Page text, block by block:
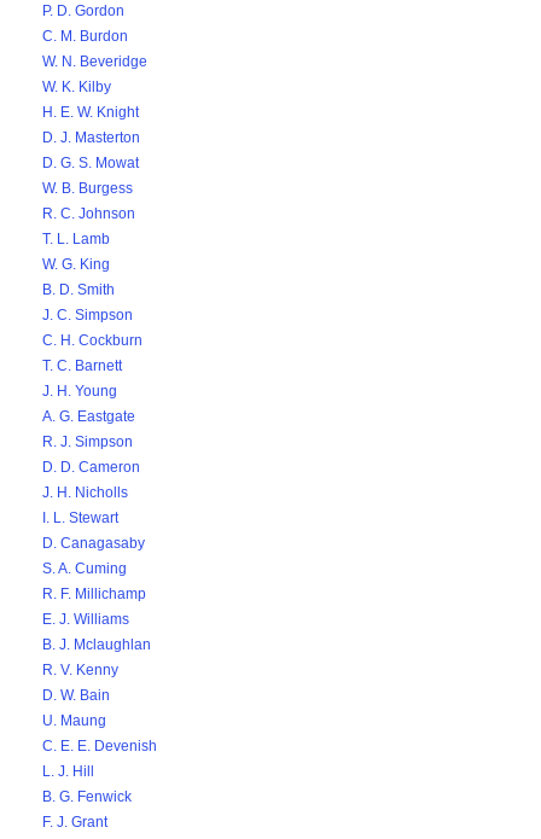
P. D. Gordon
C. M. Burdon
W. N. Beveridge
W. K. Kilby
H. E. W. Knight
D. J. Masterton
D. G. S. Mowat
W. B. Burgess
R. C. Johnson
T. L. Lamb
W. G. King
B. D. Smith
J. C. Simpson
C. H. Cockburn
T. C. Barnett
J. H. Young
A. G. Eastgate
R. J. Simpson
D. D. Cameron
J. H. Nicholls
I. L. Stewart
D. Canagasaby
S. A. Cuming
R. F. Millichamp
E. J. Williams
B. J. Mclaughlan
R. V. Kenny
D. W. Bain
U. Maung
C. E. E. Devenish
L. J. Hill
B. G. Fenwick
F. J. Grant